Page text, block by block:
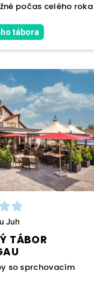
počas celého roka
tábora
Juh
TÁBOR
so sprchovacím